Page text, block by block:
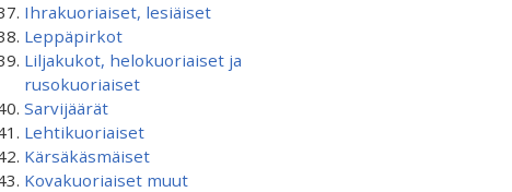
Ihrakuoriaiset, lesiäiset
Leppäpirkot
Liljakukot, helokuoriaiset ja
rusokuoriaiset
Sarvijäärät
Lehtikuoriaiset
Kärsäkäsmäiset
Kovakuoriaiset muut